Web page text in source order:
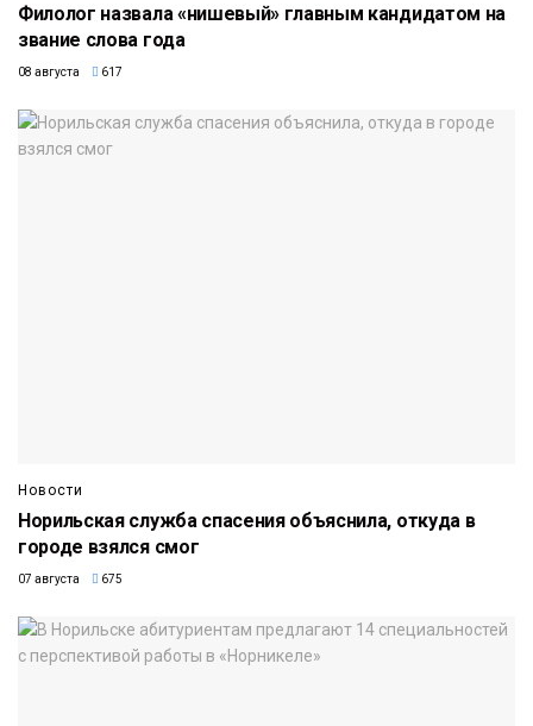
Филолог назвала «нишевый» главным кандидатом на
звание слова года
08 августа 617
Новости
Норильская служба спасения объяснила, откуда в
городе взялся смог
07 августа 675